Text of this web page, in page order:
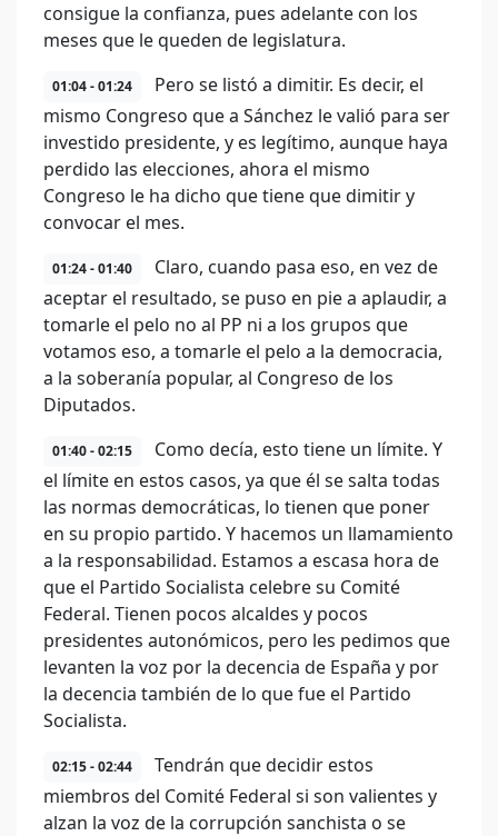
consigue la confianza, pues adelante con los
meses que le queden de legislatura.
01:04 - 01:24
Pero se listó a dimitir. Es decir, el
mismo Congreso que a Sánchez le valió para ser
investido presidente, y es legítimo, aunque haya
perdido las elecciones, ahora el mismo
Congreso le ha dicho que tiene que dimitir y
convocar el mes.
01:24 - 01:40
Claro, cuando pasa eso, en vez de
aceptar el resultado, se puso en pie a aplaudir, a
tomarle el pelo no al PP ni a los grupos que
votamos eso, a tomarle el pelo a la democracia,
a la soberanía popular, al Congreso de los
Diputados.
01:40 - 02:15
Como decía, esto tiene un límite. Y
el límite en estos casos, ya que él se salta todas
las normas democráticas, lo tienen que poner
en su propio partido. Y hacemos un llamamiento
a la responsabilidad. Estamos a escasa hora de
que el Partido Socialista celebre su Comité
Federal. Tienen pocos alcaldes y pocos
presidentes autonómicos, pero les pedimos que
levanten la voz por la decencia de España y por
la decencia también de lo que fue el Partido
Socialista.
02:15 - 02:44
Tendrán que decidir estos
miembros del Comité Federal si son valientes y
alzan la voz de la corrupción sanchista o se